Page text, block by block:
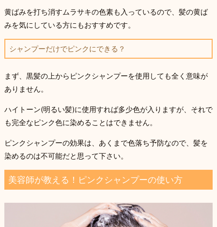
黄ばみを打ち消すムラサキの色素も入っているので、髪の黄ば
みを気にしている方にもおすすめです。
シャンプーだけでピンクにできる？
まず、黒髪の上からピンクシャンプーを使用しても全く意味が
ありません。
ハイトーン(明るい髪)に使用すれば多少色が入りますが、それで
も完全なピンク色に染めることはできません。
ピンクシャンプーの効果は、あくまで色落ち予防なので、髪を
染めるのは不可能だと思って下さい。
美容師が教える！ピンクシャンプーの使い方